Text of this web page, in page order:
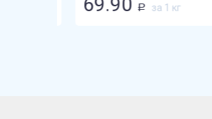
Р за 1 кг